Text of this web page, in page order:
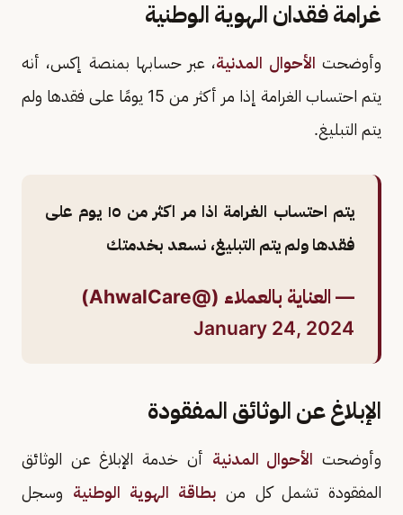
غرامة فقدان الهوية الوطنية
وأوضحت الأحوال المدنية، عبر حسابها بمنصة إكس، أنه
يتم احتساب الغرامة إذا مر أكثر من 15 يومًا على فقدها ولم
يتم التبليغ.
يتم احتساب الغرامة اذا مر اكثر من ١٥ يوم على
فقدها ولم يتم التبليغ، نسعد بخدمتك
— العناية بالعملاء (@AhwalCare)
January 24, 2024
الإبلاغ عن الوثائق المفقودة
وأوضحت الأحوال المدنية أن خدمة الإبلاغ عن الوثائق
المفقودة تشمل كل من بطاقة الهوية الوطنية وسجل